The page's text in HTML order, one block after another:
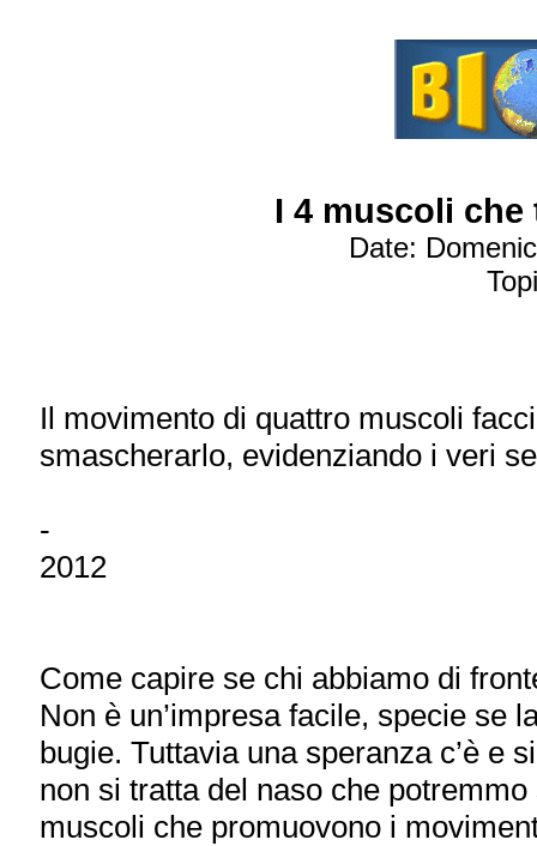
I 4 muscoli
Date:
Il movimento di quattro muscoli
smascherarlo, evidenziando i veri
-
2012
Come capire se chi abbiamo di
Non è un’impresa facile, specie se
bugie. Tuttavia una speranza c’è e
non si tratta del naso che
muscoli che promuovono i